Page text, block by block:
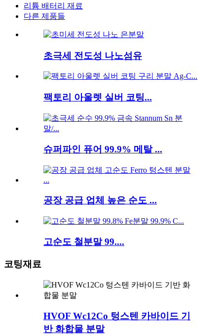
리튬 배터리 재료
다른 제품들
초극세 전도성 나노섬유
팩토리 아울렛 실버 코팅...
슈퍼파인 퓨어 99.9% 메탈 ...
공장 공급 업체 높은 순도 ...
고순도 철분말 99....
코팅재료
HVOF Wc12Co 텅스텐 카바이드 기
반 화합물 분말